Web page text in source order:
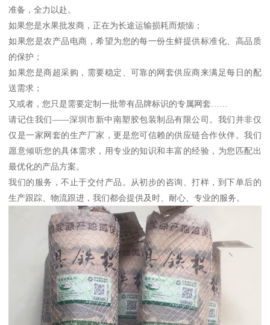
准备，全力以赴。
如果您是水果批发商，正在为长途运输损耗而烦恼；
如果您是农产品电商，希望为您的每一份生鲜提供标准化、高品质
的保护；
如果您是商超采购，需要稳定、可靠的网套供应商来满足每日的配
送需求；
又或者，您只是需要定制一批带有品牌标识的专属网套……
请记住我们——深圳市新中南塑胶包装制品有限公司。我们并非仅
仅是一家网套的生产厂家，更是您可信赖的供应链合作伙伴。我们
愿意倾听您的具体需求，用专业的知识和丰富的经验，为您匹配出
最优化的产品方案。
我们的服务，不止于交付产品。从初步的咨询、打样，到下单后的
生产跟踪、物流跟进，我们都会提供及时、耐心、专业的服务。